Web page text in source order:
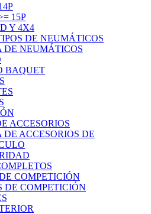
15P
Y 4X4
DE NEUMÁTICOS
DE NEUMÁTICOS
BAQUET
ACCESORIOS
DE ACCESORIOS DE
COMPETICIÓN
DE COMPETICIÓN